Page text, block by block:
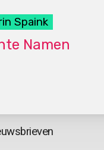
Spaink
Namen